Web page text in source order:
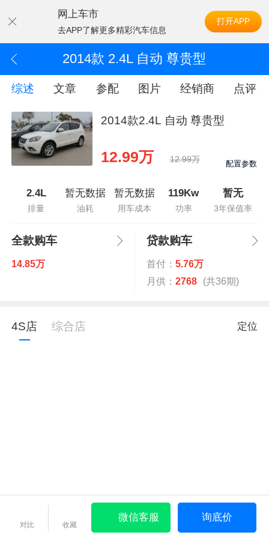
网上车市
去APP了解更多精彩汽车信息
打开APP
2014款 2.4L 自动 尊贵型
综述 文章 参配 图片 经销商 点评
2014款2.4L 自动 尊贵型
12.99万 12.99万 配置参数
2.4L
排量
暂无数据
油耗
暂无数据
用车成本
119Kw
功率
暂无
3年保值率
全款购车
14.85万
贷款购车
首付： 5.76万
月供： 2768 (共36期)
4S店 综合店 定位
对比 收藏
微信客服 询底价